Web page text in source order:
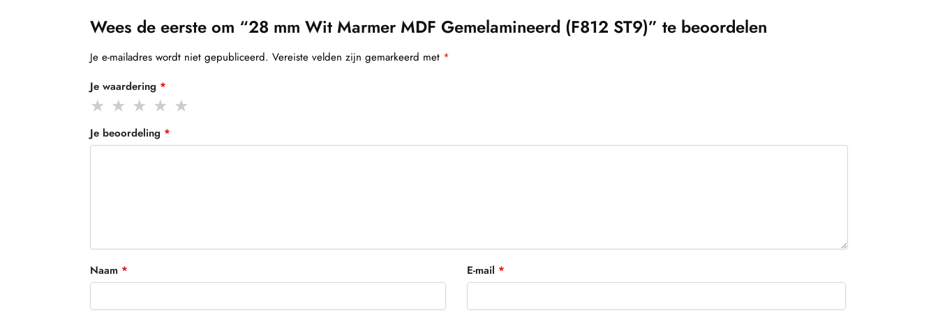
Wees de eerste om “28 mm Wit Marmer MDF Gemelamineerd (F812 ST9)” te beoordelen
Je e-mailadres wordt niet gepubliceerd. Vereiste velden zijn gemarkeerd met *
Je waardering *
Je beoordeling *
Naam * E-mail *